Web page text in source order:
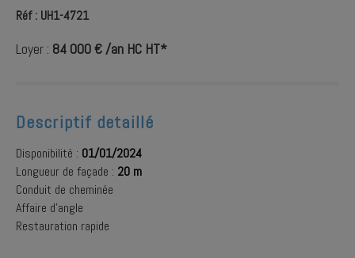
Réf : UH1-4721
Loyer : 84 000 € /an HC HT*
Descriptif detaillé
Disponibilité : 01/01/2024
Longueur de façade : 20 m
Conduit de cheminée
Affaire d'angle
Restauration rapide